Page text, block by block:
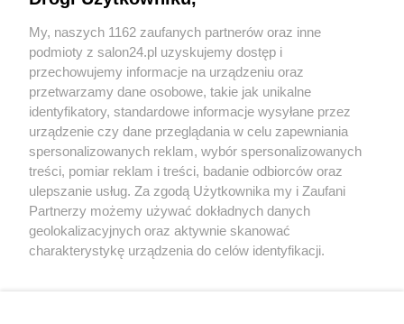
Sport
Społeczeństwo
Kultura
X Facebook Instagram Youtube
My, naszych 1162 zaufanych partnerów oraz inne
podmioty z salon24.pl uzyskujemy dostęp i
przechowujemy informacje na urządzeniu oraz
przetwarzamy dane osobowe, takie jak unikalne
identyfikatory, standardowe informacje wysyłane przez
urządzenie czy dane przeglądania w celu zapewniania
spersonalizowanych reklam, wybór spersonalizowanych
treści, pomiar reklam i treści, badanie odbiorców oraz
ulepszanie usług. Za zgodą Użytkownika my i Zaufani
Partnerzy możemy używać dokładnych danych
geolokalizacyjnych oraz aktywnie skanować
charakterystykę urządzenia do celów identyfikacji.